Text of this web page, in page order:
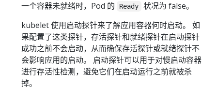
一个容器未就绪时，Pod 的
Ready
状况为 false。
kubelet 使用启动探针来了解应用容器何时启动。 如
果配置了这类探针，存活探针和就绪探针在启动探针
成功之前不会启动，从而确保存活探针或就绪探针不
会影响应用的启动。 启动探针可以用于对慢启动容器
进行存活性检测，避免它们在启动运行之前就被杀
掉。